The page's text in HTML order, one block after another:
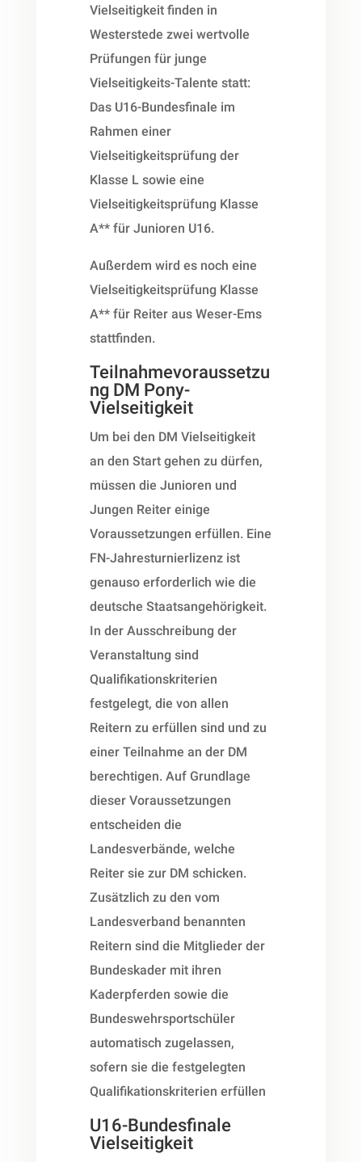
Vielseitigkeit finden in
Westerstede zwei wertvolle
Prüfungen für junge
Vielseitigkeits-Talente statt:
Das U16-Bundesfinale im
Rahmen einer
Vielseitigkeitsprüfung der
Klasse L sowie eine
Vielseitigkeitsprüfung Klasse
A** für Junioren U16.
Außerdem wird es noch eine
Vielseitigkeitsprüfung Klasse
A** für Reiter aus Weser-Ems
stattfinden.
Teilnahmevoraussetzu
ng DM Pony-
Vielseitigkeit
Um bei den DM Vielseitigkeit
an den Start gehen zu dürfen,
müssen die Junioren und
Jungen Reiter einige
Voraussetzungen erfüllen. Eine
FN-Jahresturnierlizenz ist
genauso erforderlich wie die
deutsche Staatsangehörigkeit.
In der Ausschreibung der
Veranstaltung sind
Qualifikationskriterien
festgelegt, die von allen
Reitern zu erfüllen sind und zu
einer Teilnahme an der DM
berechtigen. Auf Grundlage
dieser Voraussetzungen
entscheiden die
Landesverbände, welche
Reiter sie zur DM schicken.
Zusätzlich zu den vom
Landesverband benannten
Reitern sind die Mitglieder der
Bundeskader mit ihren
Kaderpferden sowie die
Bundeswehrsportschüler
automatisch zugelassen,
sofern sie die festgelegten
Qualifikationskriterien erfüllen
U16-Bundesfinale
Vielseitigkeit